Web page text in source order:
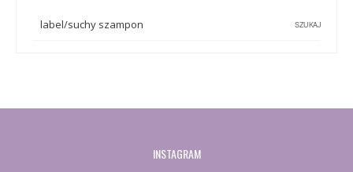
INSTAGRAM